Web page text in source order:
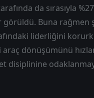
da sırasıyla
görüldü. Buna rağmen
liderliğini
dönüşümünü
disiplinine